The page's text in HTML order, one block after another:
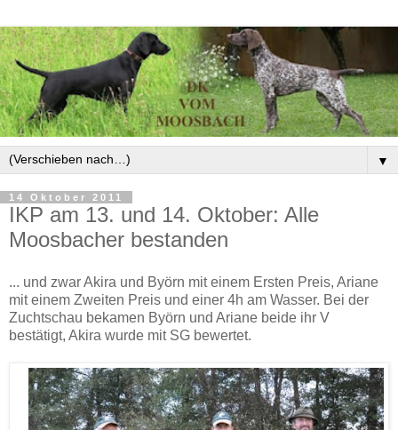
▼
14 Oktober 2011
IKP am 13. und 14. Oktober: Alle
Moosbacher bestanden
... und zwar Akira und Byörn mit einem Ersten Preis, Ariane
mit einem Zweiten Preis und einer 4h am Wasser. Bei der
Zuchtschau bekamen Byörn und Ariane beide ihr V
bestätigt, Akira wurde mit SG bewertet.